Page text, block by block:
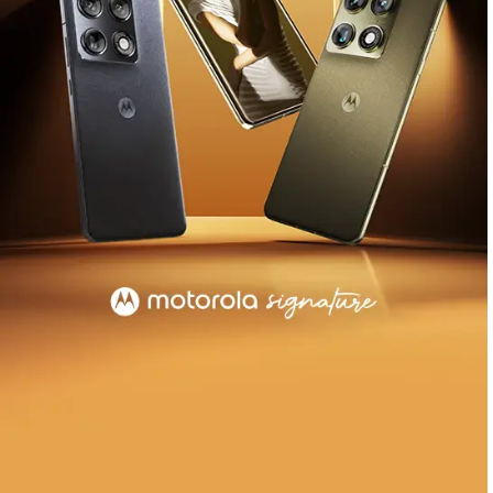
buds 2 plus , με Crystals by Swarovski και Sound
by Bose
Μάθετε Περισσότερα